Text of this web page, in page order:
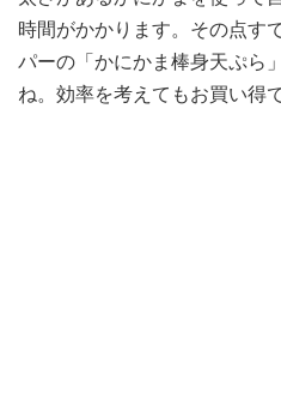
時間がかかります。その点す
パーの「かにかま棒身天ぷら
ね。効率を考えてもお買い得